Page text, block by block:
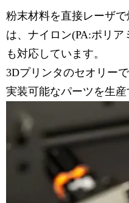
粉末材料を直接レーザ
は、ナイロン(PA:ポリ
も対応しています。
3Dプリンタのセオリー
実装可能なパーツを生